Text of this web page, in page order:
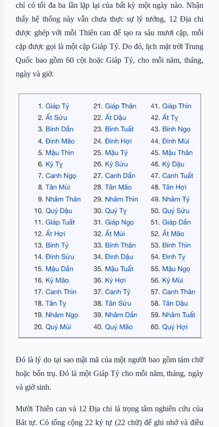
chỉ có tối đa ba lần lặp lại của bất kỳ một ngày nào. Nhận
thấy hệ thống này vẫn chưa thực sự lý tưởng, 12 Địa chi
được ghép với mỗi Thiên can để tạo ra sáu mươi cặp, mỗi
cặp được gọi là một cặp Giáp Tý. Do đó, lịch mặt trời Trung
Quốc bao gồm 60 cột hoặc Giáp Tý, cho mỗi năm, tháng,
ngày và giờ.
Đó là lý do tại sao mật mã của một người bao gồm tám chữ
hoặc bốn trụ. Đó là một Giáp Tý cho mỗi năm, tháng, ngày
và giờ sinh.
Mười Thiên can và 12 Địa chi là trọng tâm nghiên cứu của
Bát tự. Có tổng cộng 22 ký tự (22 chữ) để ghi nhớ và điều